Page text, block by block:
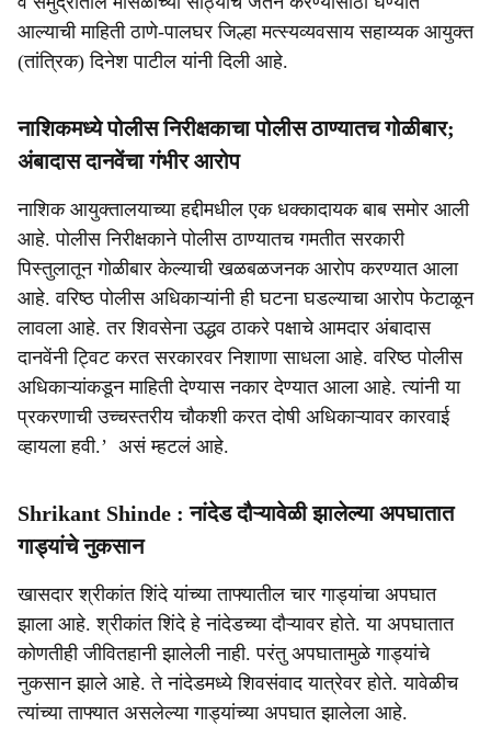
आल्याची माहिती ठाणे-पालघर जिल्हा मत्स्यव्यवसाय सहाय्यक आयुक्त
(तांत्रिक) दिनेश पाटील यांनी दिली आहे.
नाशिकमध्ये पोलीस निरीक्षकाचा पोलीस ठाण्यातच गोळीबार;
अंबादास दानवेंचा गंभीर आरोप
नाशिक आयुक्तालयाच्या हद्दीमधील एक धक्कादायक बाब समोर आली
आहे. पोलीस निरीक्षकाने पोलीस ठाण्यातच गमतीत सरकारी
पिस्तुलातून गोळीबार केल्याची खळबळजनक आरोप करण्यात आला
आहे. वरिष्ठ पोलीस अधिकाऱ्यांनी ही घटना घडल्याचा आरोप फेटाळून
लावला आहे. तर शिवसेना उद्धव ठाकरे पक्षाचे आमदार अंबादास
दानवेंनी ट्विट करत सरकारवर निशाणा साधला आहे. वरिष्ठ पोलीस
अधिकाऱ्यांकडून माहिती देण्यास नकार देण्यात आला आहे. त्यांनी या
प्रकरणाची उच्चस्तरीय चौकशी करत दोषी अधिकाऱ्यावर कारवाई
व्हायला हवी.’ असं म्हटलं आहे.
Shrikant Shinde : नांदेड दौऱ्यावेळी झालेल्या अपघातात
गाड्यांचे नुकसान
खासदार श्रीकांत शिंदे यांच्या ताफ्यातील चार गाड्यांचा अपघात
झाला आहे. श्रीकांत शिंदे हे नांदेडच्या दौऱ्यावर होते. या अपघातात
कोणतीही जीवितहानी झालेली नाही. परंतु अपघातामुळे गाड्यांचे
नुकसान झाले आहे. ते नांदेडमध्ये शिवसंवाद यात्रेवर होते. यावेळीच
त्यांच्या ताफ्यात असलेल्या गाड्यांच्या अपघात झालेला आहे.